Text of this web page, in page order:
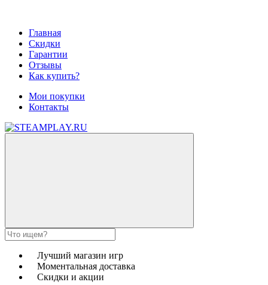
Главная
Скидки
Гарантии
Отзывы
Как купить?
Мои покупки
Контакты
Лучший магазин игр
Моментальная доставка
Скидки и акции